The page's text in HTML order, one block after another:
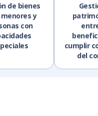
de bienes
y
con
cumplir
del